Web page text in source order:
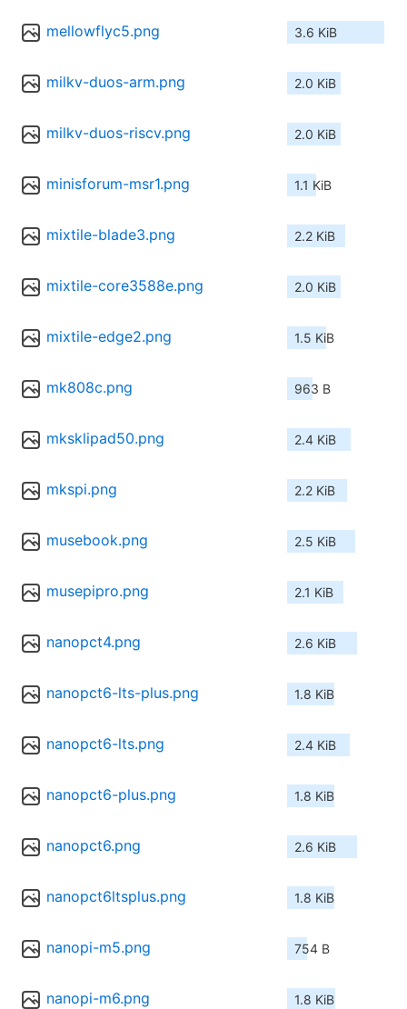
mellowflyc5.png 3.6 KiB
milkv-duos-arm.png 2.0 KiB
milkv-duos-riscv.png 2.0 KiB
minisforum-msr1.png 1.1 KiB
mixtile-blade3.png 2.2 KiB
mixtile-core3588e.png 2.0 KiB
mixtile-edge2.png 1.5 KiB
mk808c.png 963 B
mksklipad50.png 2.4 KiB
mkspi.png 2.2 KiB
musebook.png 2.5 KiB
musepipro.png 2.1 KiB
nanopct4.png 2.6 KiB
nanopct6-lts-plus.png 1.8 KiB
nanopct6-lts.png 2.4 KiB
nanopct6-plus.png 1.8 KiB
nanopct6.png 2.6 KiB
nanopct6ltsplus.png 1.8 KiB
nanopi-m5.png 754 B
nanopi-m6.png 1.8 KiB